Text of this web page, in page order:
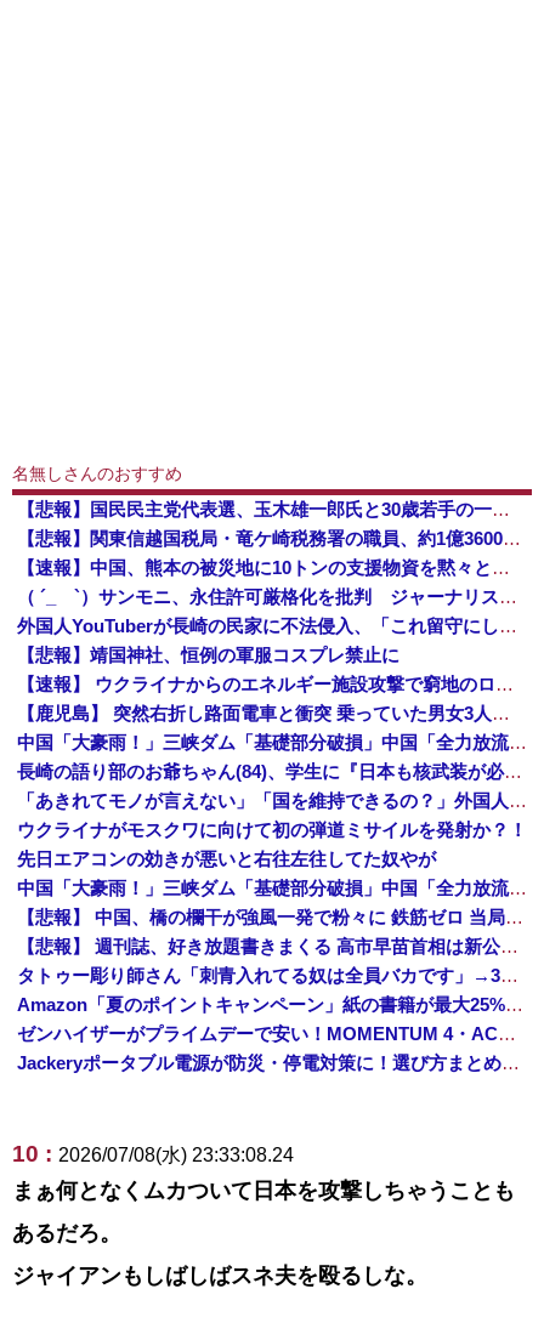
名無しさんのおすすめ
【悲報】国民民主党代表選、玉木雄一郎氏と30歳若手の一騎打ちへ → 榛葉幹事長の不出馬にネットで疑問噴出 ｗｗｗｗｗｗｗｗｗｗｗｗｗｗｗ
【悲報】関東信越国税局・竜ケ崎税務署の職員、約1億3600万円を脱税してしまう…
【速報】中国、熊本の被災地に10トンの支援物資を黙々と輸送して中国大使館が大声宣伝 5ch「まあ見え透いてるけど支援はありがとね」
（ ´_ゝ`）サンモニ、永住許可厳格化を批判 ジャーナリスト「永住権は生活の基盤。それを揺るがす」「当事者から、労働力としてだけ求められ住民とは...
外国人YouTuberが長崎の民家に不法侵入、「これ留守にしてるだけじゃないの？」と激怒する人が続出中
【悲報】靖国神社、恒例の軍服コスプレ禁止に
【速報】 ウクライナからのエネルギー施設攻撃で窮地のロシアを韓国が助けていたことが判明「韓国で船積みの精製油3万トンがロシア行き」
【鹿児島】 突然右折し路面電車と衝突 乗っていた男女3人は車を放置しダッシュで逃走中
中国「大豪雨！」三峡ダム「基礎部分破損」中国「全力放流！」台風13号「中国上陸予測」台風15号「中国接近（画像」中国「台風同時上陸！（穀物生産が壊滅危機」→
長崎の語り部のお爺ちゃん(84)、学生に『日本も核武装が必要』と言われびっくり
「あきれてモノが言えない」「国を維持できるの？」外国人の永住許可要件の厳格化で在日中国人の本音は？
ウクライナがモスクワに向けて初の弾道ミサイルを発射か？！
先日エアコンの効きが悪いと右往左往してた奴やが
中国「大豪雨！」三峡ダム「基礎部分破損」中国「全力放流！」台風13号「中国上陸予測」台風15号「中国接近（画像」中国「台風同時上陸！（穀物生産が壊滅危機」→
【悲報】 中国、橋の欄干が強風一発で粉々に 鉄筋ゼロ 当局「接着剤でくっつけただけ」「正常で、品質問題はない」
【悲報】 週刊誌、好き放題書きまくる 高市早苗首相は新公用車の贅を尽くした後部座席でたばこを吸うのが至福の時間「どんどん延びる乗車時間」
タトゥー彫り師さん「刺青入れてる奴は全員バカです」→30万再生ｗｗｗｗｗｗ
Amazon「夏のポイントキャンペーン」紙の書籍が最大25%ポイント還元 対象と条件を整理（2026年7月）
ゼンハイザーがプライムデーで安い！MOMENTUM 4・ACCENTUMなど対象モデルまとめ！
Jackeryポータブル電源が防災・停電対策に！選び方まとめ【プライムデー最終日】
10 : 2026/07/08(水) 23:33:08.24
まぁ何となくムカついて日本を攻撃しちゃうことも
あるだろ。
ジャイアンもしばしばスネ夫を殴るしな。